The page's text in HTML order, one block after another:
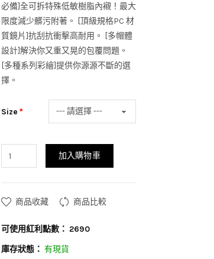
必備]全可拆特殊低敏樹脂內襯！最大
限度減少髒污附著。 [頂級規格PC 材
質鏡片]抗刮抗衝擊高耐用。 [多帽體
設計]解決你又重又晃的包覆問題。
[多種系列彩繪]提供你源源不斷的選
擇。
Size
加入購物車
商品收藏 商品比較
可使用紅利點數： 2690
庫存狀態： 有現貨